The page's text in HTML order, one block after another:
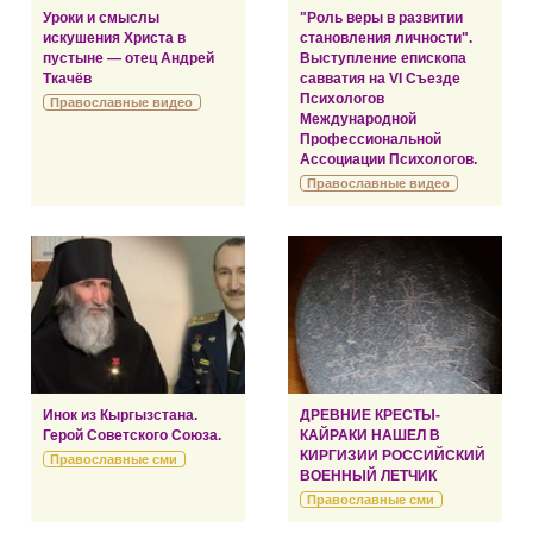
Уроки и смыслы
искушения Христа в
пустыне — отец Андрей
Ткачёв
Православные видео
"Роль веры в развитии
становления личности".
Выступление епископа
савватия на VI Съезде
Психологов
Международной
Профессиональной
Ассоциации Психологов.
Православные видео
Инок из Кыргызстана.
Герой Советского Союза.
Православные сми
ДРЕВНИЕ КРЕСТЫ-
КАЙРАКИ НАШЕЛ В
КИРГИЗИИ РОССИЙСКИЙ
ВОЕННЫЙ ЛЕТЧИК
Православные сми